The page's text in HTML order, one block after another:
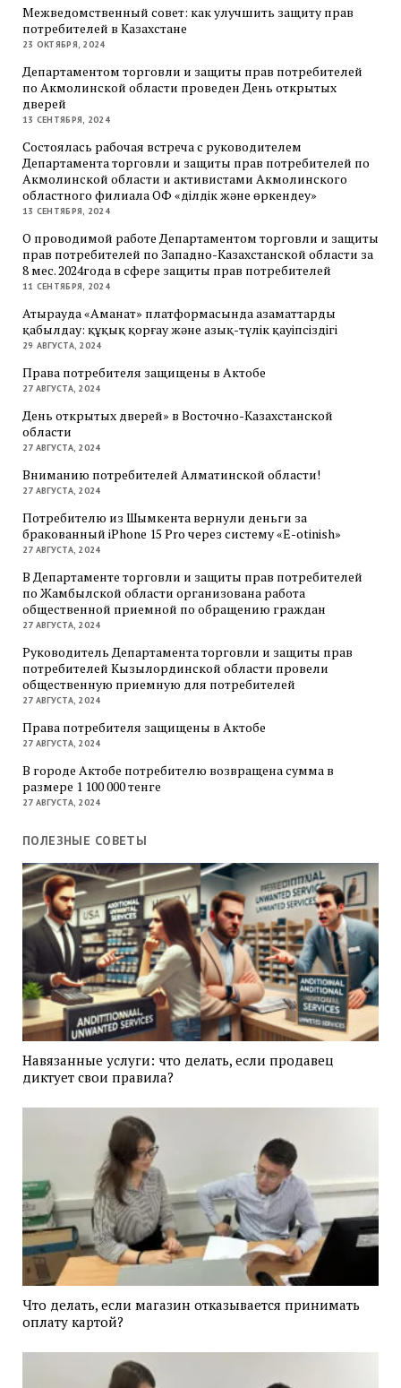
Межведомственный совет: как улучшить защиту прав
потребителей в Казахстане
23 ОКТЯБРЯ, 2024
Департаментом торговли и защиты прав потребителей
по Акмолинской области проведен День открытых
дверей
13 СЕНТЯБРЯ, 2024
Состоялась рабочая встреча с руководителем
Департамента торговли и защиты прав потребителей по
Акмолинской области и активистами Акмолинского
областного филиала ОФ «Әділдік және өркендеу»
13 СЕНТЯБРЯ, 2024
О проводимой работе Департаментом торговли и защиты
прав потребителей по Западно-Казахстанской области за
8 мес. 2024года в сфере защиты прав потребителей
11 СЕНТЯБРЯ, 2024
Атырауда «Аманат» платформасында азаматтарды
қабылдау: құқық қорғау және азық-түлік қауіпсіздігі
29 АВГУСТА, 2024
Права потребителя защищены в Актобе
27 АВГУСТА, 2024
День открытых дверей» в Восточно-Казахстанской
области
27 АВГУСТА, 2024
Вниманию потребителей Алматинской области!
27 АВГУСТА, 2024
Потребителю из Шымкента вернули деньги за
бракованный iPhone 15 Pro через систему «E-otinish»
27 АВГУСТА, 2024
В Департаменте торговли и защиты прав потребителей
по Жамбылской области организована работа
общественной приемной по обращению граждан
27 АВГУСТА, 2024
Руководитель Департамента торговли и защиты прав
потребителей Кызылординской области провели
общественную приемную для потребителей
27 АВГУСТА, 2024
Права потребителя защищены в Актобе
27 АВГУСТА, 2024
В городе Актобе потребителю возвращена сумма в
размере 1 100 000 тенге
27 АВГУСТА, 2024
ПОЛЕЗНЫЕ СОВЕТЫ
Навязанные услуги: что делать, если продавец
диктует свои правила?
Что делать, если магазин отказывается принимать
оплату картой?